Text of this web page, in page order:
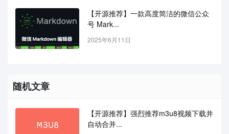
【开源推荐】一款高度简洁的微信公众
号 Mark...
2025年6月11日
随机文章
【开源推荐】强烈推荐m3u8视频下载并
自动合并...